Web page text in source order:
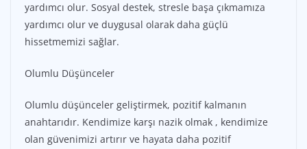
yardımcı olur. Sosyal destek, stresle başa çıkmamıza
yardımcı olur ve duygusal olarak daha güçlü
hissetmemizi sağlar.
Olumlu Düşünceler
Olumlu düşünceler geliştirmek, pozitif kalmanın
anahtarıdır. Kendimize karşı nazik olmak , kendimize
olan güvenimizi artırır ve hayata daha pozitif